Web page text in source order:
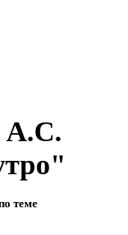
А.С.
теме